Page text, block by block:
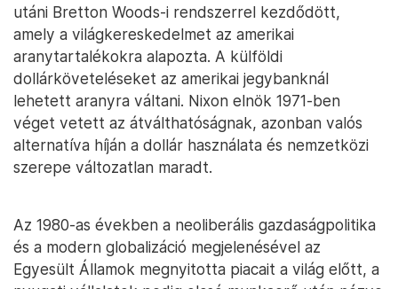
utáni Bretton Woods-i rendszerrel kezdődött,
amely a világkereskedelmet az amerikai
aranytartalékokra alapozta. A külföldi
dollárköveteléseket az amerikai jegybanknál
lehetett aranyra váltani. Nixon elnök 1971-ben
véget vetett az átválthatóságnak, azonban valós
alternatíva híján a dollár használata és nemzetközi
szerepe változatlan maradt.
Az 1980-as években a neoliberális gazdaságpolitika
és a modern globalizáció megjelenésével az
Egyesült Államok megnyitotta piacait a világ előtt, a